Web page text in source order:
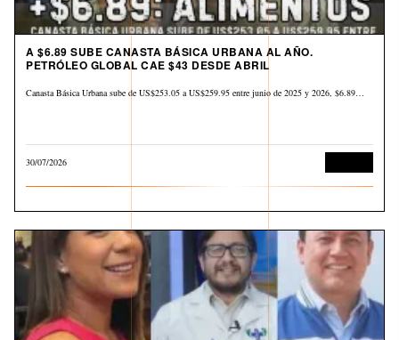
A $6.89 SUBE CANASTA BÁSICA URBANA AL AÑO.
PETRÓLEO GLOBAL CAE $43 DESDE ABRIL
Canasta Básica Urbana sube de US$253.05 a US$259.95 entre junio de 2025 y 2026, $6.89…
30/07/2026